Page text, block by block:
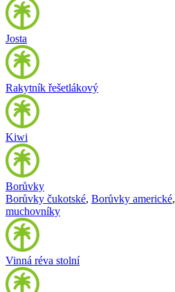
Josta
Rakytník řešetlákový
Kiwi
Borůvky
Borůvky čukotské, Borůvky americké,
muchovníky
Vinná réva stolní